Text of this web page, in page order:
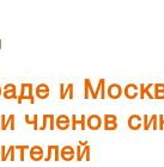
и
членов